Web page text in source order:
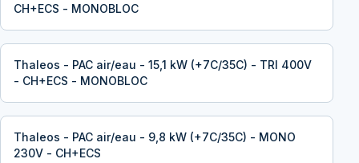
CH+ECS - MONOBLOC
Thaleos - PAC air/eau - 15,1 kW (+7C/35C) - TRI 400V
- CH+ECS - MONOBLOC
Thaleos - PAC air/eau - 9,8 kW (+7C/35C) - MONO
230V - CH+ECS